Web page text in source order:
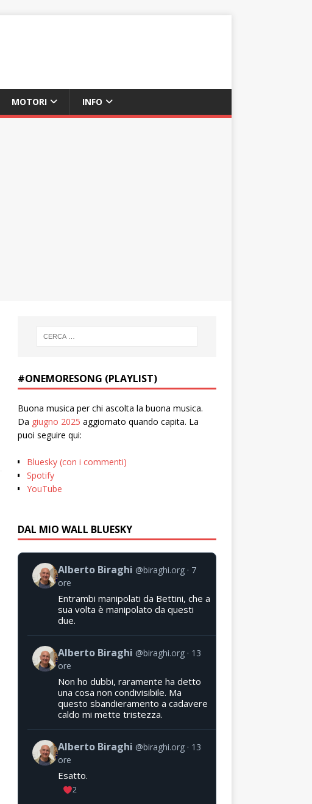
MOTORI INFO
#ONEMORESONG (PLAYLIST)
Buona musica per chi ascolta la buona musica.
Da giugno 2025 aggiornato quando capita. La
puoi seguire qui:
Bluesky (con i commenti)
Spotify
YouTube
DAL MIO WALL BLUESKY
Alberto Biraghi @biraghi.org
7
ore
Entrambi manipolati da Bettini, che a
sua volta è manipolato da questi
due.
Alberto Biraghi @biraghi.org
13
ore
Non ho dubbi, raramente ha detto
una cosa non condivisibile. Ma
questo sbandieramento a cadavere
caldo mi mette tristezza.
Alberto Biraghi @biraghi.org
13
ore
Esatto.
2